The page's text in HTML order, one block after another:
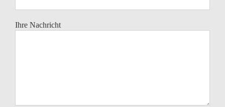
Ihre Nachricht